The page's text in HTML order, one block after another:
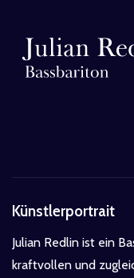
springen
Künstlerportrait
Julian Redlin ist ein
kraftvollen und